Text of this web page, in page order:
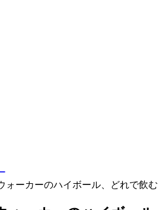
ォーカーのハイボール、どれで飲